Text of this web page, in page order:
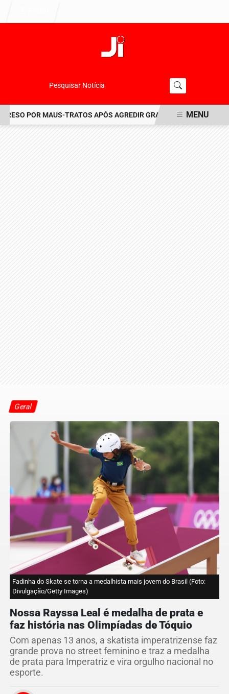
Pesquisar Notícia
POR MAUS-TRATOS APÓS AGREDIR GRAVEMENTE CACHORRO
MENU
Geral
Fadinha do Skate se torna a medalhista mais jovem do Brasil (Foto:
Divulgação/Getty Images)
Nossa Rayssa Leal é medalha de prata e
faz história nas Olimpíadas de Tóquio
Com apenas 13 anos, a skatista imperatrizense faz
grande prova no street feminino e traz a medalha
de prata para Imperatriz e vira orgulho nacional no
esporte.